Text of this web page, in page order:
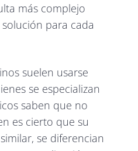
más complejo
para cada
suelen usarse
se especializan
saben que no
es cierto que su
se diferencian